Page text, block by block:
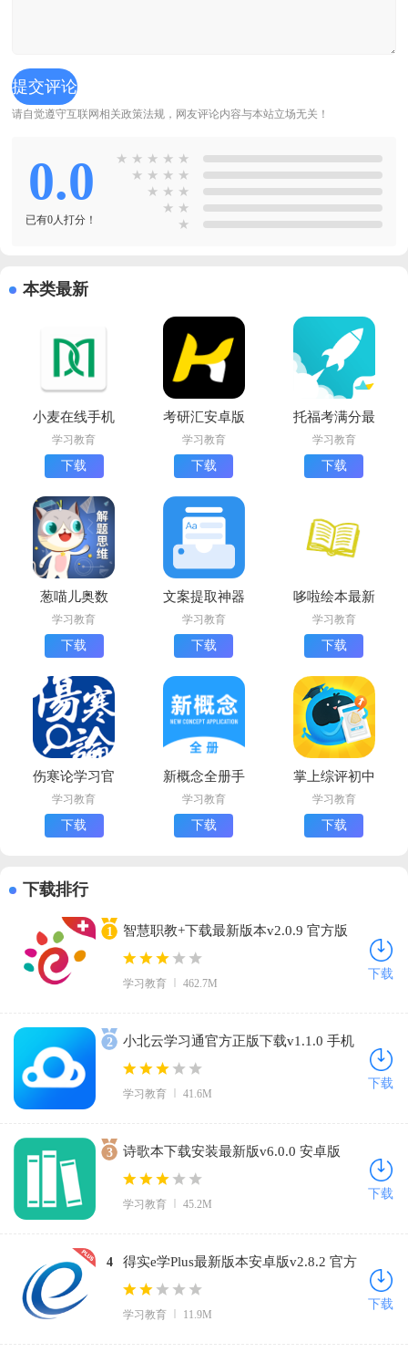
请自觉遵守互联网相关政策法规，网友评论内容与本站立场无关！
0.0
已有0人打分！
★ ★ ★ ★ ★
★ ★ ★ ★
★ ★ ★
★ ★
★
本类最新
小麦在线手机
版下载
学习教育
下载
考研汇安卓版
下载
学习教育
下载
托福考满分最
新版下载
学习教育
下载
葱喵儿奥数
app最新版下
载
学习教育
下载
文案提取神器
最新版
学习教育
下载
哆啦绘本最新
版下载
学习教育
下载
伤寒论学习官
方版下载(伤
寒论查阅)
学习教育
下载
新概念全册手
机版下载
学习教育
下载
掌上综评初中
版安卓版下载
学习教育
下载
下载排行
1 智慧职教+下载最新版本v2.0.9 官方版
学习教育 462.7M
下载
2
小北云学习通官方正版下载v1.1.0 手机
版
学习教育 41.6M
下载
3 诗歌本下载安装最新版v6.0.0 安卓版
学习教育 45.2M
下载
4
得实e学Plus最新版本安卓版v2.8.2 官方
正版
学习教育 11.9M
下载